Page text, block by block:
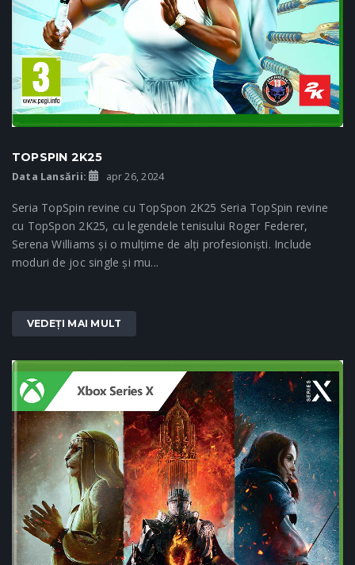
TOPSPIN 2K25
Data Lansării: apr 26, 2024
Seria TopSpin revine cu TopSpon 2K25 Seria TopSpin revine
cu TopSpon 2K25, cu legendele tenisului Roger Federer,
Serena Williams și o mulțime de alți profesioniști. Include
moduri de joc single și mu...
VEDEȚI MAI MULT